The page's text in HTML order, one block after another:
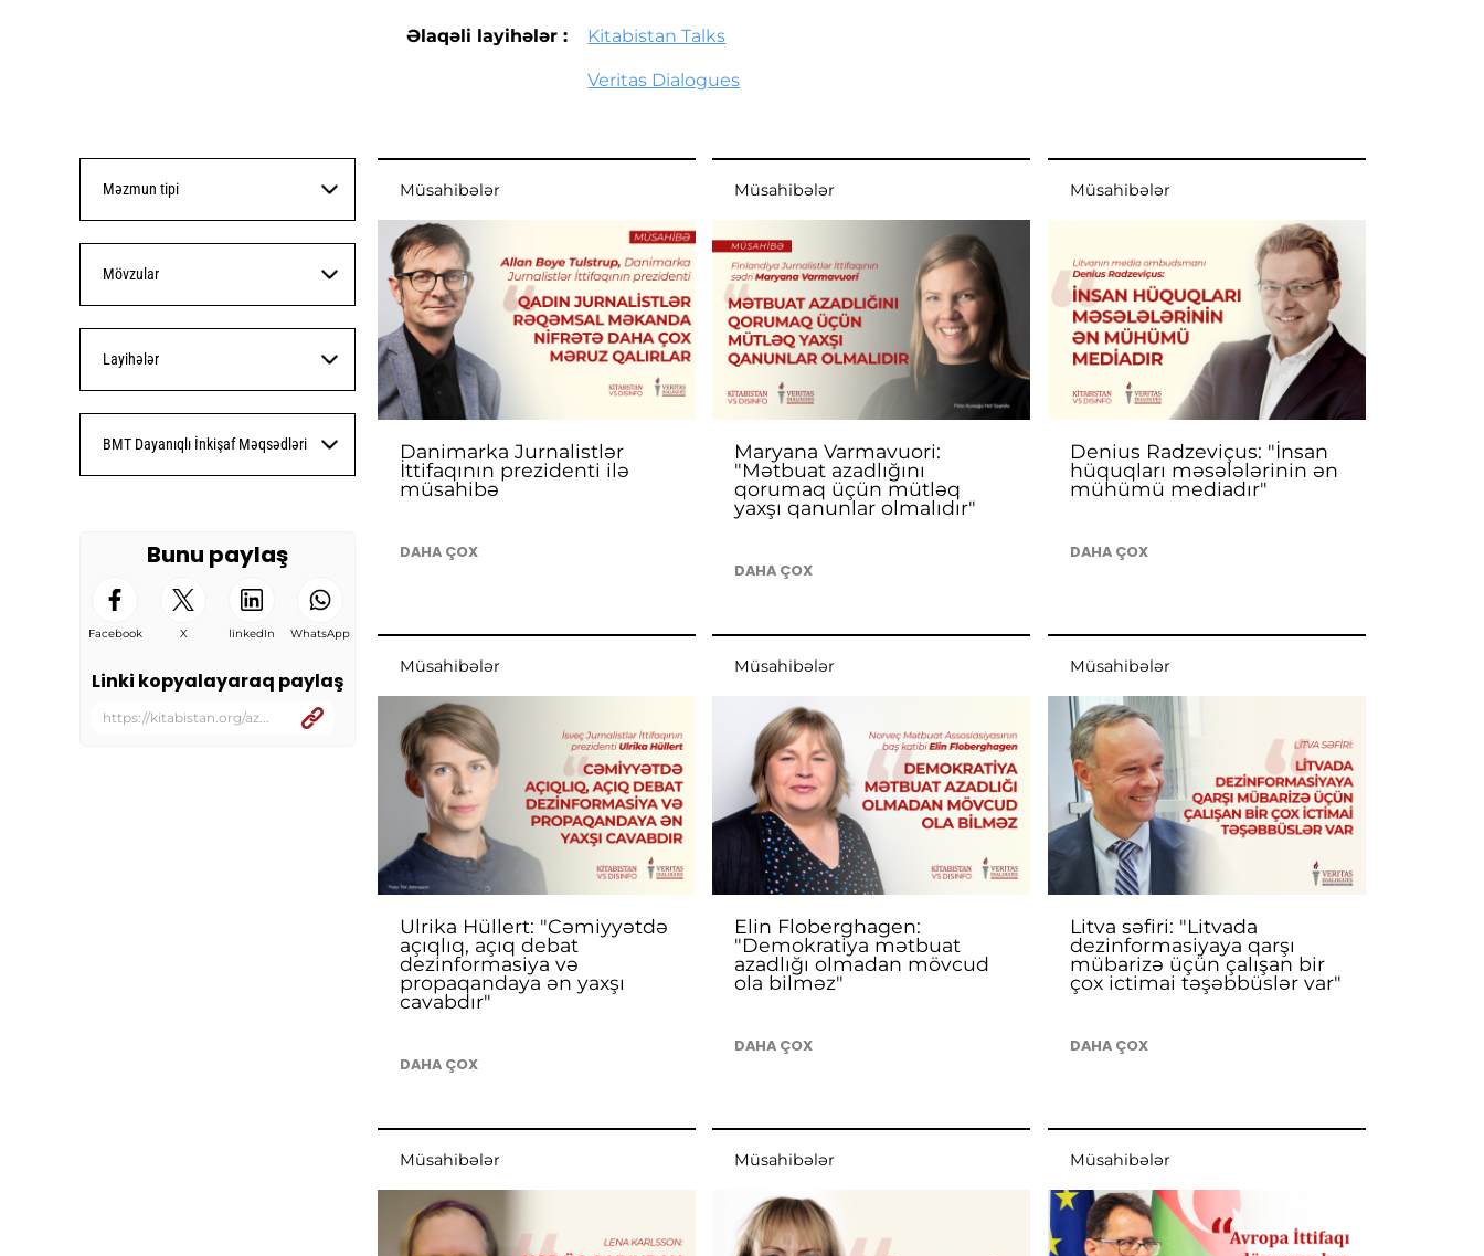
Əlaqəli layihələr : Kitabistan Talks
Veritas Dialogues
Məzmun tipi
Mövzular
Layihələr
BMT Dayanıqlı İnkişaf Məqsədləri
Bunu paylaş
Facebook X linkedIn WhatsApp
Linki kopyalayaraq paylaş
https://kitabistan.org/az...
Müsahibələr
Danimarka Jurnalistlər
İttifaqının prezidenti ilə
müsahibə
DAHA ÇOX
Müsahibələr
Maryana Varmavuori:
"Mətbuat azadlığını
qorumaq üçün mütləq
yaxşı qanunlar olmalıdır"
DAHA ÇOX
Müsahibələr
Denius Radzeviçus: "İnsan
hüquqları məsələlərinin ən
mühümü mediadır"
DAHA ÇOX
Müsahibələr
Ulrika Hüllert: "Cəmiyyətdə
açıqlıq, açıq debat
dezinformasiya və
propaqandaya ən yaxşı
cavabdır"
DAHA ÇOX
Müsahibələr
Elin Floberghagen:
"Demokratiya mətbuat
azadlığı olmadan mövcud
ola bilməz"
DAHA ÇOX
Müsahibələr
Litva səfiri: "Litvada
dezinformasiyaya qarşı
mübarizə üçün çalışan bir
çox ictimai təşəbbüslər var"
DAHA ÇOX
Müsahibələr Müsahibələr Müsahibələr